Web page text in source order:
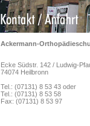
Ackermann-
Ecke Südstr. 142 / Ludwig-
74074 Heilbronn
Tel.: (07131) 8 53 43 oder
Tel.: (07131) 8 53 58
Fax: (07131) 8 53 97